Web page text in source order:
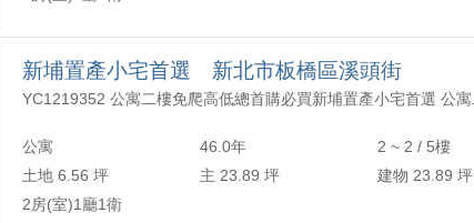
新埔置產小宅首選 新北市板橋區溪頭街
公寓 46.0年
2 ~ 2 / 5樓
土地 6.56 坪
主 23.89 坪
建物 23.89 坪
2房(室)1廳1衛